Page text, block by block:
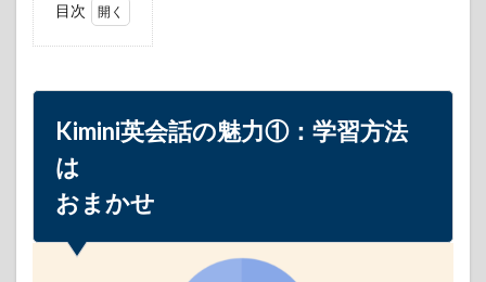
目次
魅力
①：
学習
方法
はお
まか
Kimini英会話の魅力①：学習方法
は
おまかせ